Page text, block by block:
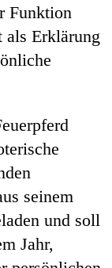
Funktion
als Erklärung
seinem
und soll
Jahr,